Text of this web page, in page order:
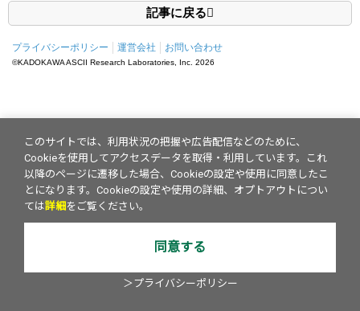
記事に戻る
プライバシーポリシー 運営会社 お問い合わせ
©KADOKAWA ASCII Research Laboratories, Inc. 2026
このサイトでは、利用状況の把握や広告配信などのために、
Cookieを使用してアクセスデータを取得・利用しています。これ
以降のページに遷移した場合、Cookieの設定や使用に同意したこ
とになります。Cookieの設定や使用の詳細、オプトアウトについ
ては詳細 をご覧ください。
同意する
＞プライバシーポリシー